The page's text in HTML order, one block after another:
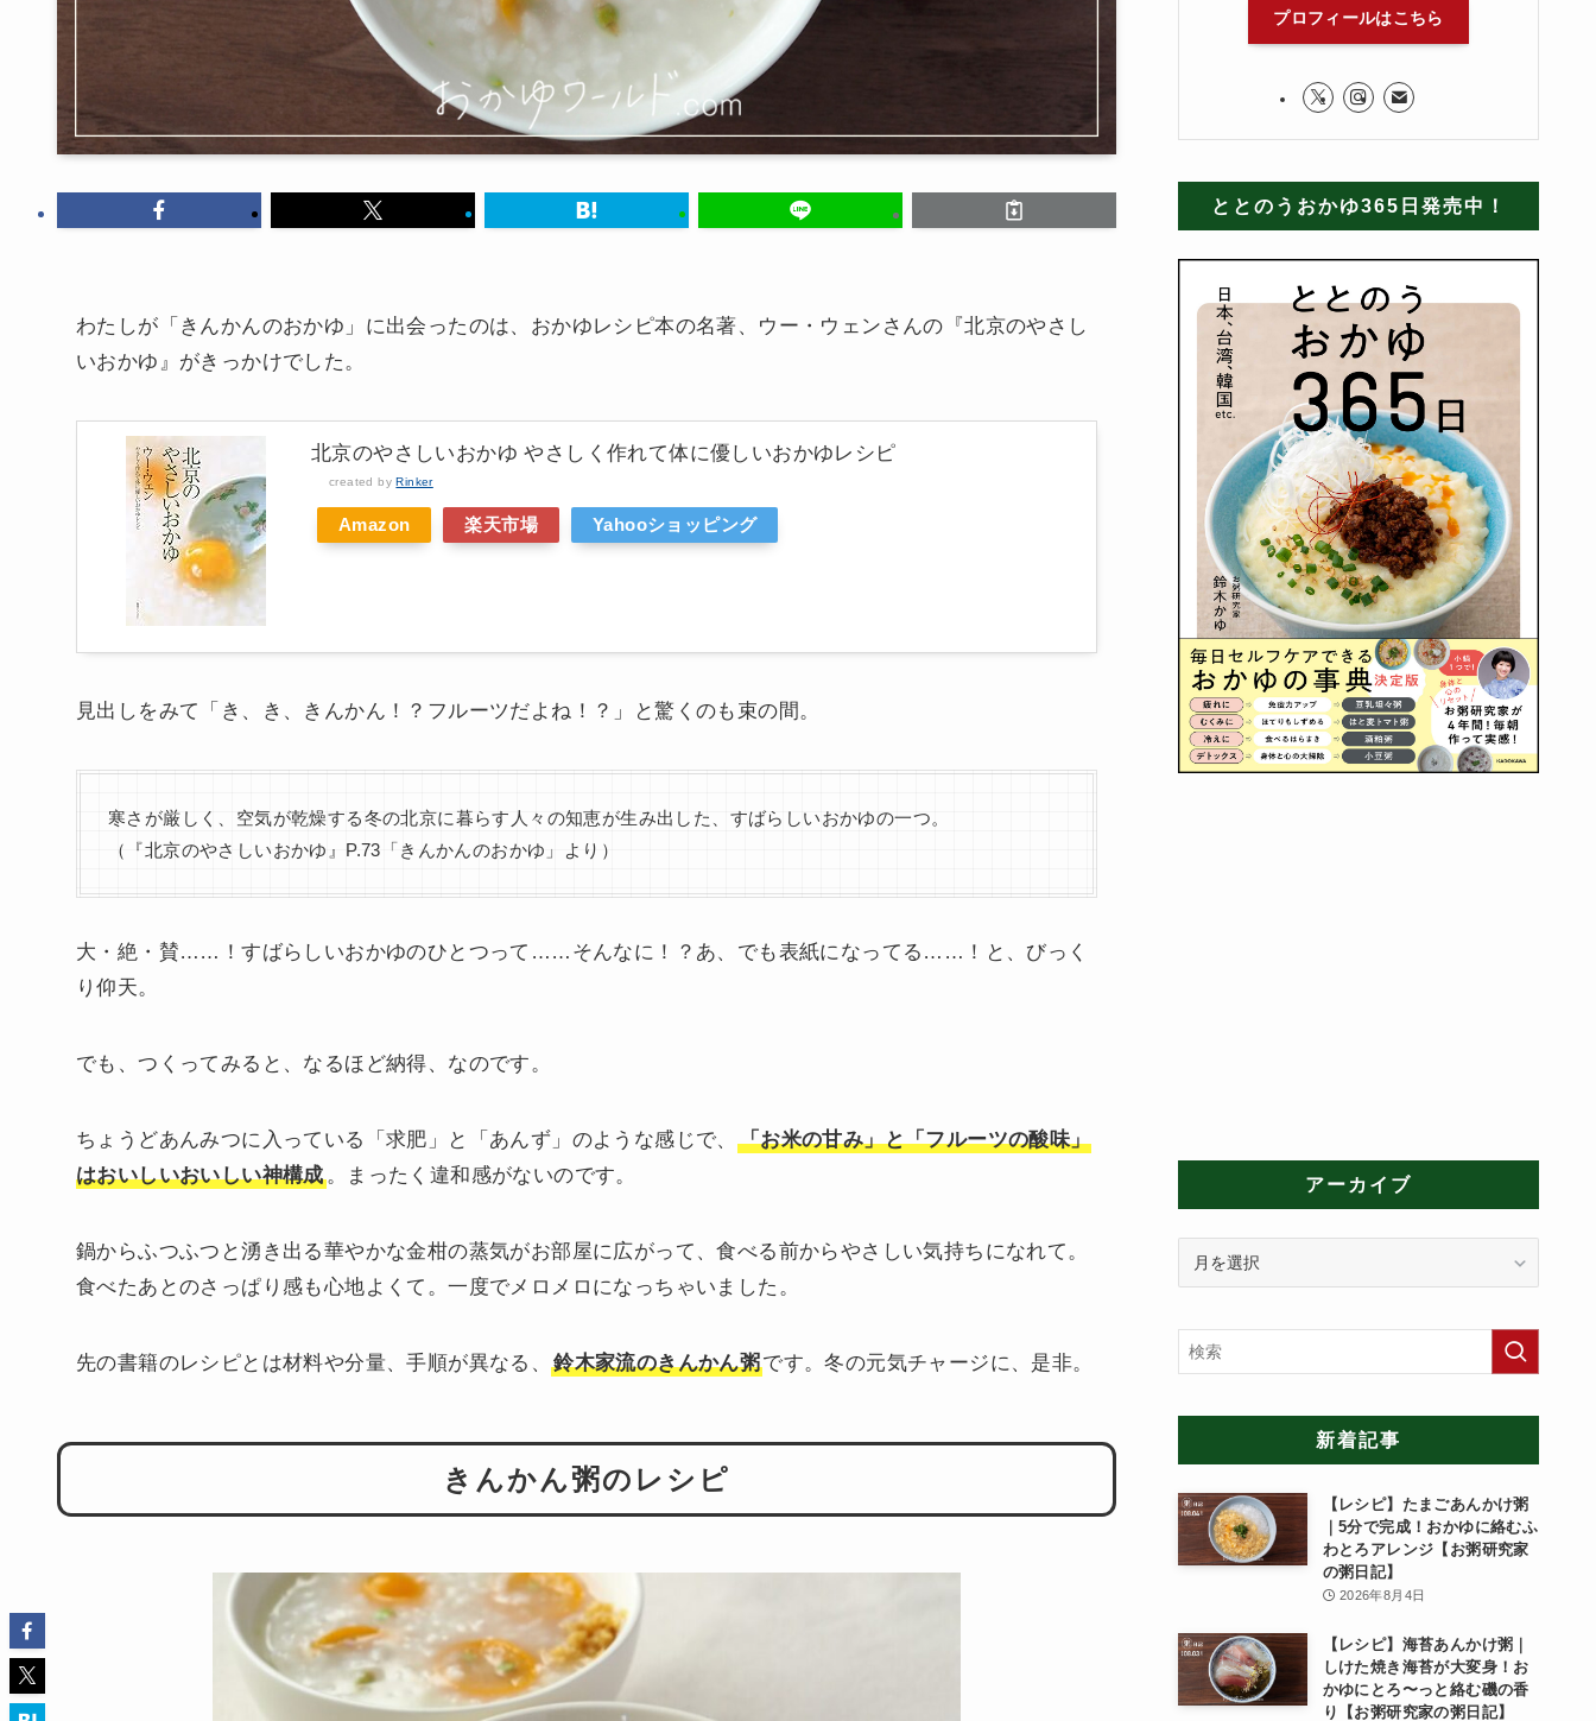
わたしが「きんかんのおかゆ」に出会ったのは、おかゆレシピ本の名著、ウー・ウェンさんの『北京のやさし
いおかゆ』がきっかけでした。
北京のやさしいおかゆ やさしく作れて体に優しいおかゆレシピ
created byRinker
Amazon 楽天市場 Yahooショッピング
見出しをみて「き、き、きんかん！？フルーツだよね！？」と驚くのも束の間。
寒さが厳しく、空気が乾燥する冬の北京に暮らす人々の知恵が生み出した、すばらしいおかゆの一つ。
（『北京のやさしいおかゆ』P.73「きんかんのおかゆ」より）
大・絶・賛……！すばらしいおかゆのひとつって……そんなに！？あ、でも表紙になってる……！と、びっく
り仰天。
でも、つくってみると、なるほど納得、なのです。
ちょうどあんみつに入っている「求肥」と「あんず」のような感じで、
「お米の甘み」と「フルーツの酸味」
はおいしいおいしい神構成。まったく違和感がないのです。
鍋からふつふつと湧き出る華やかな金柑の蒸気がお部屋に広がって、食べる前からやさしい気持ちになれて。
食べたあとのさっぱり感も心地よくて。一度でメロメロになっちゃいました。
先の書籍のレシピとは材料や分量、手順が異なる、鈴木家流のきんかん粥です。冬の元気チャージに、是非。
きんかん粥のレシピ
プロフィールはこちら
ととのうおかゆ365日発売中！
アーカイブ
イ
ブ
新着記事
【レシピ】たまごあんかけ粥
｜5分で完成！おかゆに絡むふ
わとろアレンジ【お粥研究家
の粥日記】
2026年8月4日
【レシピ】海苔あんかけ粥｜
しけた焼き海苔が大変身！お
かゆにとろ〜っと絡む磯の香
り【お粥研究家の粥日記】